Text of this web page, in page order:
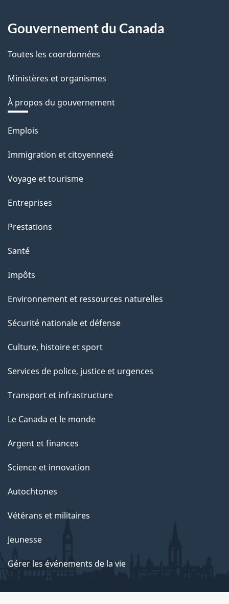
Gouvernement du Canada
Toutes les coordonnées
Ministères et organismes
À propos du gouvernement
Thèmes
sujets
Emplois
Immigration et citoyenneté
Voyage et tourisme
Entreprises
Prestations
Santé
Impôts
Environnement et ressources naturelles
Sécurité nationale et défense
Culture, histoire et sport
Services de police, justice et urgences
Transport et infrastructure
Le Canada et le monde
Argent et finances
Science et innovation
Autochtones
Vétérans et militaires
Jeunesse
Gérer les événements de la vie